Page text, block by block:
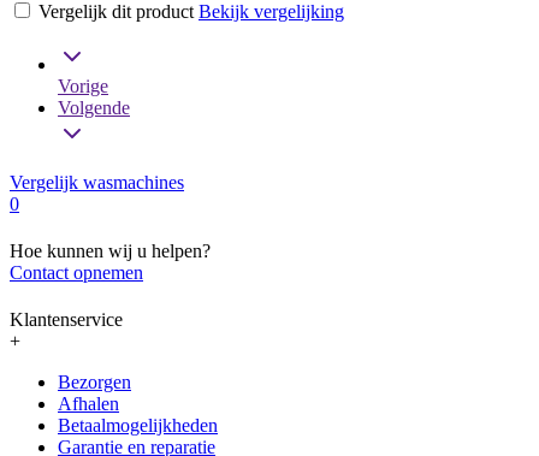
Vergelijk dit product Bekijk vergelijking
Vorige
Volgende
Vergelijk wasmachines
0
Hoe kunnen wij u helpen?
Contact opnemen
Klantenservice
+
Bezorgen
Afhalen
Betaalmogelijkheden
Garantie en reparatie